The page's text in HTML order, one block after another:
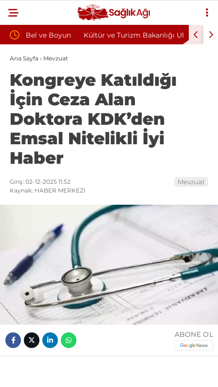
Kültür ve Turizm Bakanlığı Uludağ Alan
Başkanlığı 11 Sürekli İşçi Alımı Duyuruldu
Bu
Ana Sayfa › Mevzuat
Kongreye Katıldığı
İçin Ceza Alan
Doktora KDK’den
Emsal Nitelikli İyi
Haber
Giriş: 02-12-2025 11:52
Kaynak: HABER MERKEZI
Mevzuat
ABONE OL